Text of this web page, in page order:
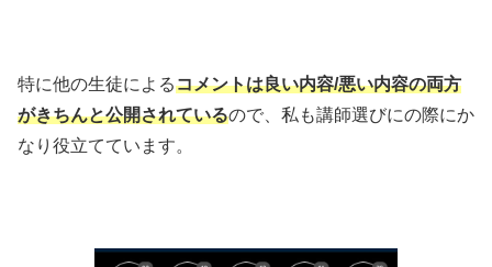
特に他の生徒によるコメントは良い内容/悪い内容の両方
がきちんと公開されているので、私も講師選びにの際にか
なり役立てています。